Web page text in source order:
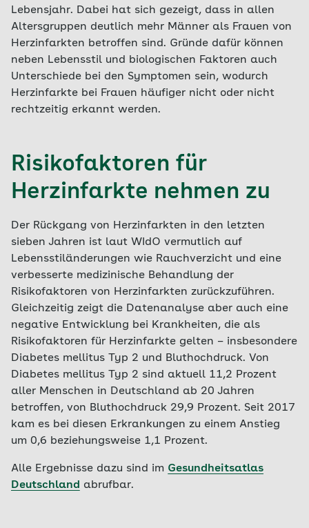
Lebensjahr. Dabei hat sich gezeigt, dass in allen
Altersgruppen deutlich mehr Männer als Frauen von
Herzinfarkten betroffen sind. Gründe dafür können
neben Lebensstil und biologischen Faktoren auch
Unterschiede bei den Symptomen sein, wodurch
Herzinfarkte bei Frauen häufiger nicht oder nicht
rechtzeitig erkannt werden.
Risikofaktoren für
Herzinfarkte nehmen zu
Der Rückgang von Herzinfarkten in den letzten
sieben Jahren ist laut WIdO vermutlich auf
Lebensstiländerungen wie Rauchverzicht und eine
verbesserte medizinische Behandlung der
Risikofaktoren von Herzinfarkten zurückzuführen.
Gleichzeitig zeigt die Datenanalyse aber auch eine
negative Entwicklung bei Krankheiten, die als
Risikofaktoren für Herzinfarkte gelten – insbesondere
Diabetes mellitus Typ 2 und Bluthochdruck. Von
Diabetes mellitus Typ 2 sind aktuell 11,2 Prozent
aller Menschen in Deutschland ab 20 Jahren
betroffen, von Bluthochdruck 29,9 Prozent. Seit 2017
kam es bei diesen Erkrankungen zu einem Anstieg
um 0,6 beziehungsweise 1,1 Prozent.
Alle Ergebnisse dazu sind im Gesundheitsatlas
Deutschland abrufbar.